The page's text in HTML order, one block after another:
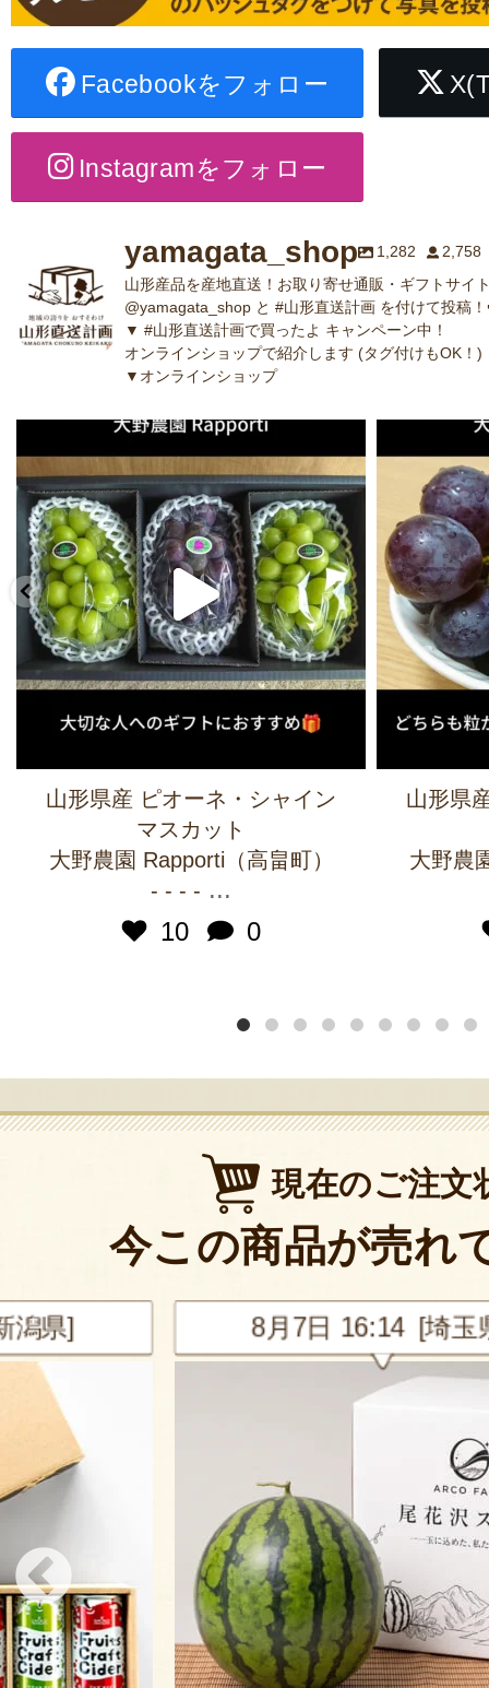
Facebookをフォロー
Instagramをフォロー
yamagata_shop 1,282
2,758
山形産品を産地直送！お取り寄せ通販・ギフトサイ
@yamagata_shop と #山形直送計画 を付けて投稿
▼ #山形直送計画で買ったよ キャンペーン中！
オンラインショップで紹介します (タグ付けもOK！)
▼オンラインショップ
山形県産 ピオーネ・シャイン
マスカット
大野農園 Rapporti（高畠町）
- - - - ...
10
0
山形県
大野農
現在のご注文
今この商品が売れ
県] 8月7日 16:14 [埼玉